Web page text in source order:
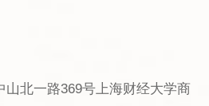
北一路369号上海财经大学商